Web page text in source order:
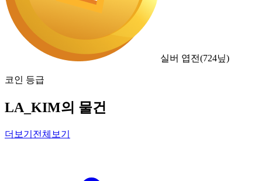
실버 엽전(724닢)
코인 등급
LA_KIM의 물건
더보기 전체보기